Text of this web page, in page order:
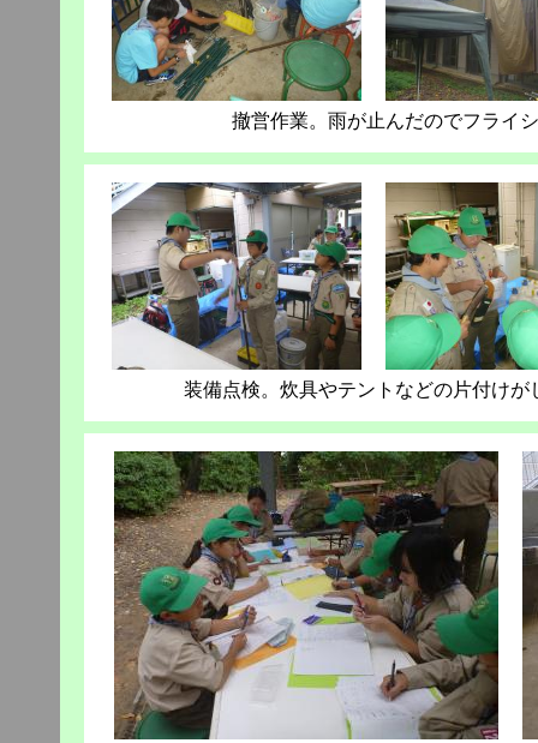
撤営作業。雨が止んだのでフライ
装備点検。炊具やテントなどの片付け